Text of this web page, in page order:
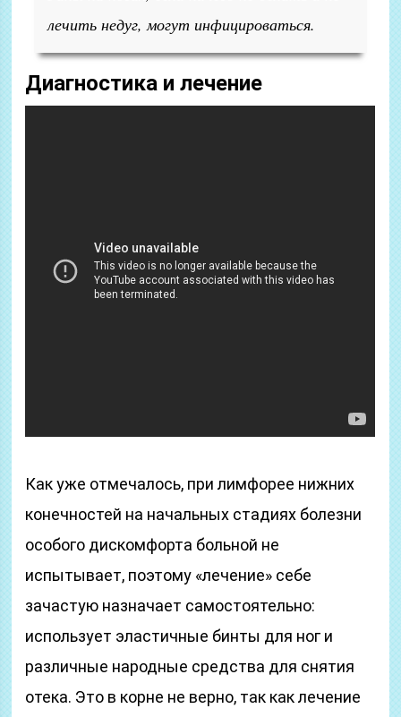
лечить недуг, могут инфицироваться.
Диагностика и лечение
Как уже отмечалось, при лимфорее нижних
конечностей на начальных стадиях болезни
особого дискомфорта больной не
испытывает, поэтому «лечение» себе
зачастую назначает самостоятельно:
использует эластичные бинты для ног и
различные народные средства для снятия
отека. Это в корне не верно, так как лечение